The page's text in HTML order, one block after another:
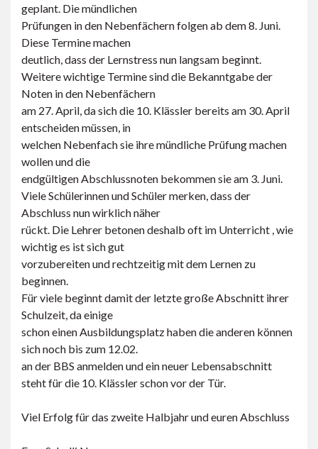
geplant. Die mündlichen
Prüfungen in den Nebenfächern folgen ab dem 8. Juni.
Diese Termine machen
deutlich, dass der Lernstress nun langsam beginnt.
Weitere wichtige Termine sind die Bekanntgabe der
Noten in den Nebenfächern
am 27. April, da sich die 10. Klässler bereits am 30. April
entscheiden müssen, in
welchen Nebenfach sie ihre mündliche Prüfung machen
wollen und die
endgültigen Abschlussnoten bekommen sie am 3. Juni.
Viele Schülerinnen und Schüler merken, dass der
Abschluss nun wirklich näher
rückt. Die Lehrer betonen deshalb oft im Unterricht , wie
wichtig es ist sich gut
vorzubereiten und rechtzeitig mit dem Lernen zu
beginnen.
Für viele beginnt damit der letzte große Abschnitt ihrer
Schulzeit, da einige
schon einen Ausbildungsplatz haben die anderen können
sich noch bis zum 12.02.
an der BBS anmelden und ein neuer Lebensabschnitt
steht für die 10. Klässler schon vor der Tür.
Viel Erfolg für das zweite Halbjahr und euren Abschluss